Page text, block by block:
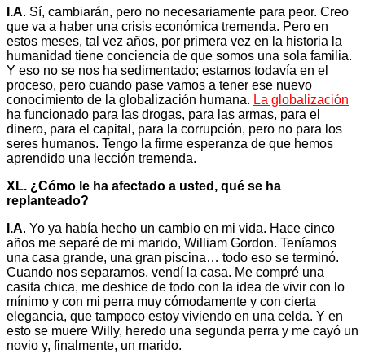
I.A. Sí, cambiarán, pero no necesariamente para peor. Creo
que va a haber una crisis económica tremenda. Pero en
estos meses, tal vez años, por primera vez en la historia la
humanidad tiene conciencia de que somos una sola familia.
Y eso no se nos ha sedimentado; estamos todavía en el
proceso, pero cuando pase vamos a tener ese nuevo
conocimiento de la globalización humana. La globalización
ha funcionado para las drogas, para las armas, para el
dinero, para el capital, para la corrupción, pero no para los
seres humanos. Tengo la firme esperanza de que hemos
aprendido una lección tremenda.
XL. ¿Cómo le ha afectado a usted, qué se ha
replanteado?
I.A. Yo ya había hecho un cambio en mi vida. Hace cinco
años me separé de mi marido, William Gordon. Teníamos
una casa grande, una gran piscina… todo eso se terminó.
Cuando nos separamos, vendí la casa. Me compré una
casita chica, me deshice de todo con la idea de vivir con lo
mínimo y con mi perra muy cómodamente y con cierta
elegancia, que tampoco estoy viviendo en una celda. Y en
esto se muere Willy, heredo una segunda perra y me cayó un
novio y, finalmente, un marido.